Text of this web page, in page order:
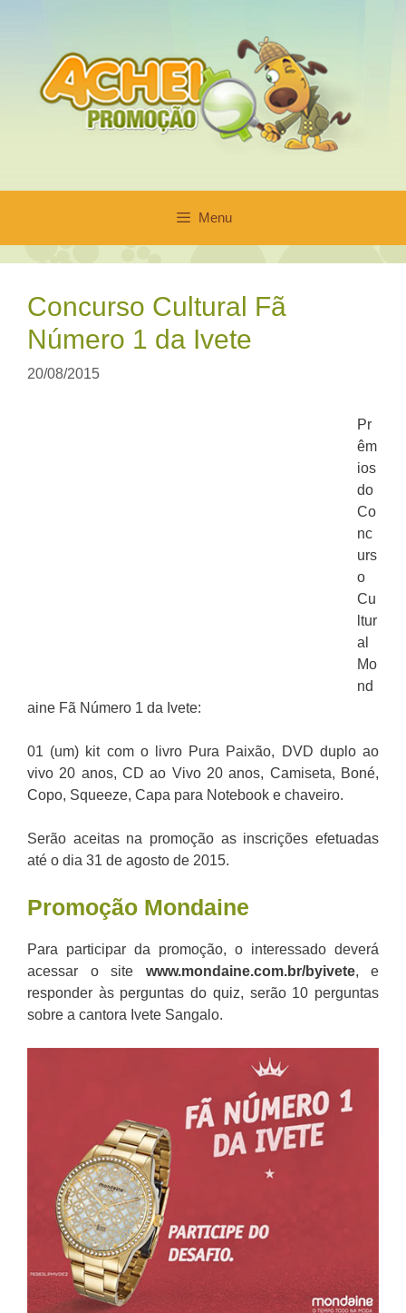
conteúdo
Menu
Concurso Cultural Fã
Número 1 da Ivete
20/08/2015
Pr
êm
ios
do
Co
nc
urs
o
Cu
ltur
al
Mo
nd
aine Fã Número 1 da Ivete:
01 (um) kit com o livro Pura Paixão, DVD duplo ao
vivo 20 anos, CD ao Vivo 20 anos, Camiseta, Boné,
Copo, Squeeze, Capa para Notebook e chaveiro.
Serão aceitas na promoção as inscrições efetuadas
até o dia 31 de agosto de 2015.
Promoção Mondaine
Para participar da promoção, o interessado deverá
acessar o site www.mondaine.com.br/byivete, e
responder às perguntas do quiz, serão 10 perguntas
sobre a cantora Ivete Sangalo.